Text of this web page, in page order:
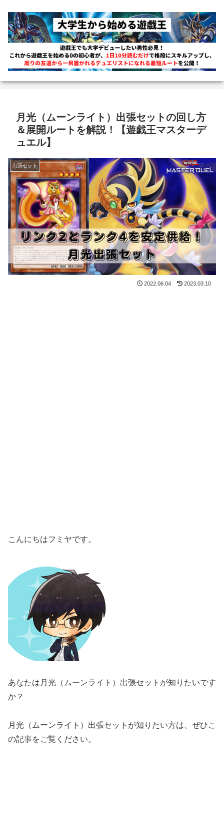
月光（ムーンライト）出張セットの回し方
＆展開ルートを解説！【遊戯王マスターデ
ュエル】
出張セット
2022.06.04 2023.03.10
こんにちはフミヤです。
あなたは月光（ムーンライト）出張セットが知りたいです
か？
月光（ムーンライト）出張セットが知りたい方は、ぜひこ
の記事をご覧ください。